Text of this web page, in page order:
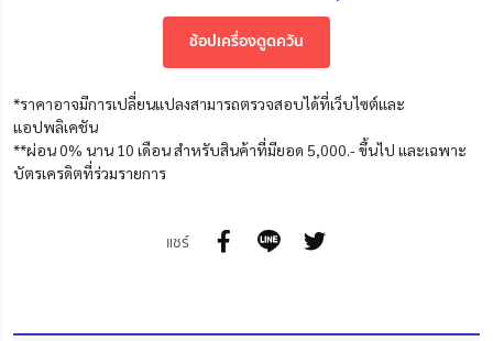
ช้อปเครื่องดูดควัน
*ราคาอาจมีการเปลี่ยนแปลงสามารถตรวจสอบได้ที่เว็บไซต์และ
แอปพลิเคชัน
**ผ่อน 0% นาน 10 เดือน สำหรับสินค้าที่มียอด 5,000.- ขึ้นไป และเฉพาะ
บัตรเครดิตที่ร่วมรายการ
แชร์